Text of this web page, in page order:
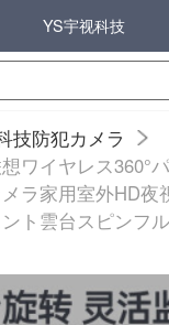
YS宇视科技
技防犯カメラ
想ワイヤレス360°
ラ家用室外HD夜
ト雲台スピンフ